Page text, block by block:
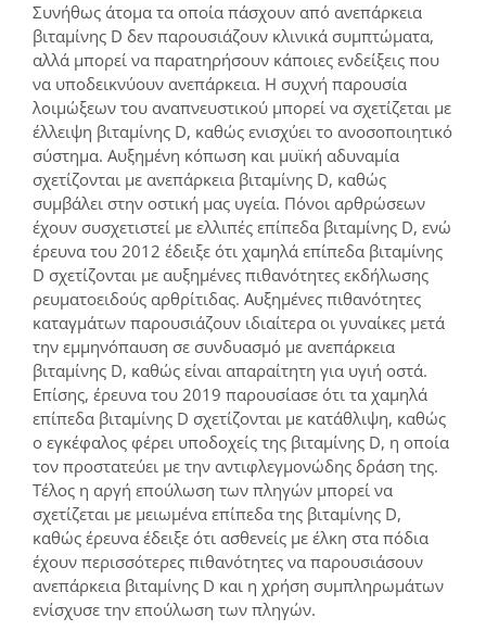
Συνήθως άτομα τα οποία πάσχουν από ανεπάρκεια
βιταμίνης D δεν παρουσιάζουν κλινικά συμπτώματα,
αλλά μπορεί να παρατηρήσουν κάποιες ενδείξεις που
να υποδεικνύουν ανεπάρκεια. Η συχνή παρουσία
λοιμώξεων του αναπνευστικού μπορεί να σχετίζεται με
έλλειψη βιταμίνης D, καθώς ενισχύει το ανοσοποιητικό
σύστημα. Αυξημένη κόπωση και μυϊκή αδυναμία
σχετίζονται με ανεπάρκεια βιταμίνης D, καθώς
συμβάλει στην οστική μας υγεία. Πόνοι αρθρώσεων
έχουν συσχετιστεί με ελλιπές επίπεδα βιταμίνης D, ενώ
έρευνα του 2012 έδειξε ότι χαμηλά επίπεδα βιταμίνης
D σχετίζονται με αυξημένες πιθανότητες εκδήλωσης
ρευματοειδούς αρθρίτιδας. Αυξημένες πιθανότητες
καταγμάτων παρουσιάζουν ιδιαίτερα οι γυναίκες μετά
την εμμηνόπαυση σε συνδυασμό με ανεπάρκεια
βιταμίνης D, καθώς είναι απαραίτητη για υγιή οστά.
Επίσης, έρευνα του 2019 παρουσίασε ότι τα χαμηλά
επίπεδα βιταμίνης D σχετίζονται με κατάθλιψη, καθώς
ο εγκέφαλος φέρει υποδοχείς της βιταμίνης D, η οποία
τον προστατεύει με την αντιφλεγμονώδης δράση της.
Τέλος η αργή επούλωση των πληγών μπορεί να
σχετίζεται με μειωμένα επίπεδα της βιταμίνης D,
καθώς έρευνα έδειξε ότι ασθενείς με έλκη στα πόδια
έχουν περισσότερες πιθανότητες να παρουσιάσουν
ανεπάρκεια βιταμίνης D και η χρήση συμπληρωμάτων
ενίσχυσε την επούλωση των πληγών.